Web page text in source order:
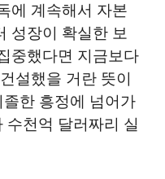
에 계속해서 자본
성장이 확실한 보
중했다면 지금보다
설했을 거란 뜻이
한 흥정에 넘어가
수천억 달러짜리 실